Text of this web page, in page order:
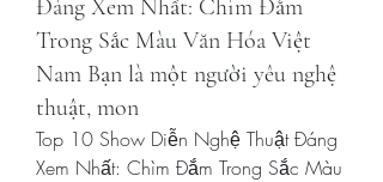
Đáng Xem Nhất: Chìm Đắm
Trong Sắc Màu Văn Hóa Việt
Nam Bạn là một người yêu nghệ
thuật, mon
Top 10 Show Diễn Nghệ Thuật Đáng
Xem Nhất: Chìm Đắm Trong Sắc Màu